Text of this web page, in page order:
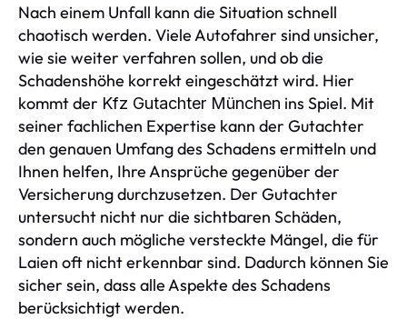
Nach einem Unfall kann die Situation schnell
chaotisch werden. Viele Autofahrer sind unsicher,
wie sie weiter verfahren sollen, und ob die
Schadenshöhe korrekt eingeschätzt wird. Hier
kommt der Kfz Gutachter München ins Spiel. Mit
seiner fachlichen Expertise kann der Gutachter
den genauen Umfang des Schadens ermitteln und
Ihnen helfen, Ihre Ansprüche gegenüber der
Versicherung durchzusetzen. Der Gutachter
untersucht nicht nur die sichtbaren Schäden,
sondern auch mögliche versteckte Mängel, die für
Laien oft nicht erkennbar sind. Dadurch können Sie
sicher sein, dass alle Aspekte des Schadens
berücksichtigt werden.